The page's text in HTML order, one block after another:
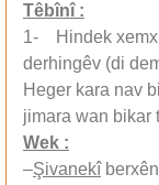
Têbînî :
1- Hindek
derhingêv (di
Heger kara nav
jimara wan bikar
Wek :
–Şivanekî